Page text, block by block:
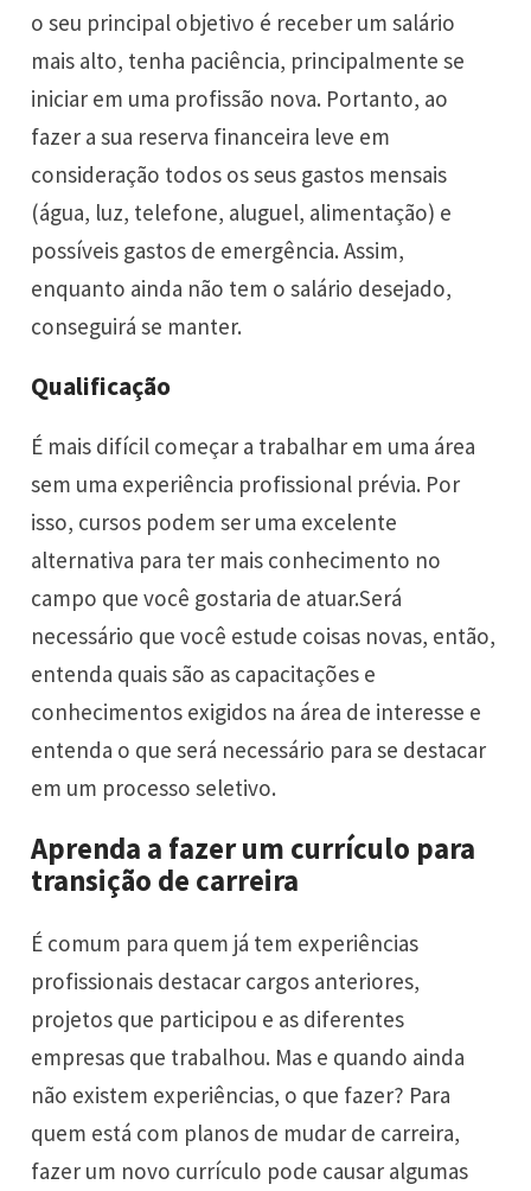
o seu principal objetivo é receber um salário
mais alto, tenha paciência, principalmente se
iniciar em uma profissão nova. Portanto, ao
fazer a sua reserva financeira leve em
consideração todos os seus gastos mensais
(água, luz, telefone, aluguel, alimentação) e
possíveis gastos de emergência. Assim,
enquanto ainda não tem o salário desejado,
conseguirá se manter.
Qualificação
É mais difícil começar a trabalhar em uma área
sem uma experiência profissional prévia. Por
isso, cursos podem ser uma excelente
alternativa para ter mais conhecimento no
campo que você gostaria de atuar.Será
necessário que você estude coisas novas, então,
entenda quais são as capacitações e
conhecimentos exigidos na área de interesse e
entenda o que será necessário para se destacar
em um processo seletivo.
Aprenda a fazer um currículo para
transição de carreira
É comum para quem já tem experiências
profissionais destacar cargos anteriores,
projetos que participou e as diferentes
empresas que trabalhou. Mas e quando ainda
não existem experiências, o que fazer? Para
quem está com planos de mudar de carreira,
fazer um novo currículo pode causar algumas